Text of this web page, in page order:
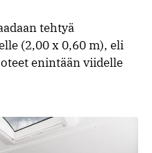
tehtyä
(2,00 x 0,60 m), eli
enintään viidelle